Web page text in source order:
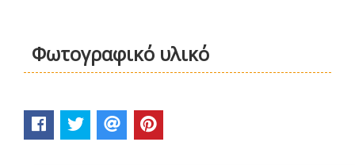
Φωτογραφικό υλικό